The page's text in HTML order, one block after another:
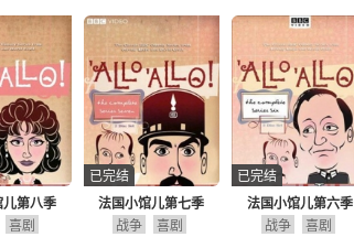
冒险
第八季
喜剧
法国小馆儿第七季
已完结
战争 喜剧
法国小馆儿第六季
已完结
战争 喜剧